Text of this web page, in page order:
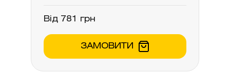
Від 781 грн
ЗАМОВИТИ